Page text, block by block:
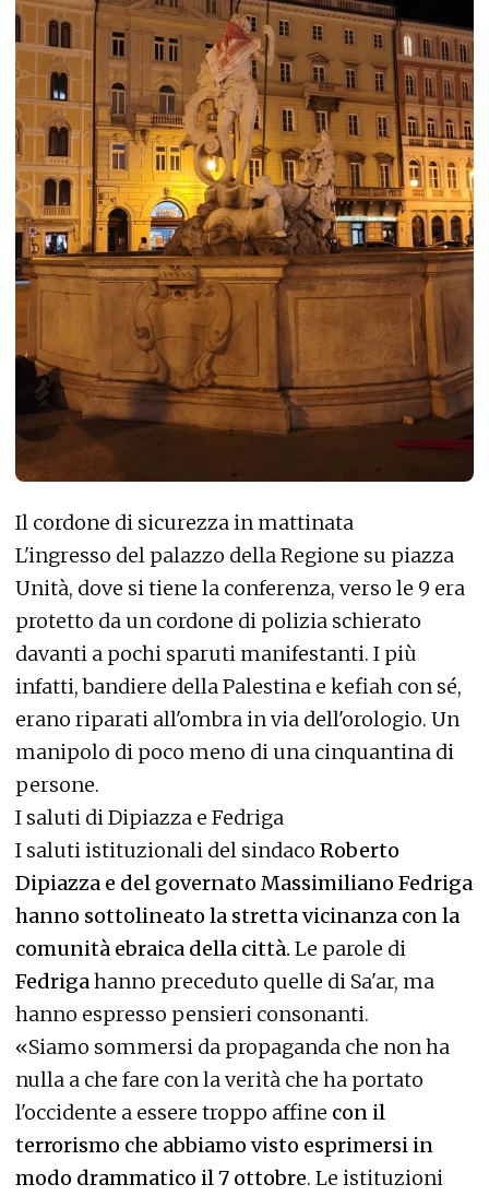
Il cordone di sicurezza in mattinata
L'ingresso del palazzo della Regione su piazza
Unità, dove si tiene la conferenza, verso le 9 era
protetto da un cordone di polizia schierato
davanti a pochi sparuti manifestanti. I più
infatti, bandiere della Palestina e kefiah con sé,
erano riparati all'ombra in via dell'orologio. Un
manipolo di poco meno di una cinquantina di
persone.
I saluti di Dipiazza e Fedriga
I saluti istituzionali del sindaco Roberto
Dipiazza e del governato Massimiliano Fedriga
hanno sottolineato la stretta vicinanza con la
comunità ebraica della città. Le parole di
Fedriga hanno preceduto quelle di Sa'ar, ma
hanno espresso pensieri consonanti.
«Siamo sommersi da propaganda che non ha
nulla a che fare con la verità che ha portato
l'occidente a essere troppo affine con il
terrorismo che abbiamo visto esprimersi in
modo drammatico il 7 ottobre. Le istituzioni